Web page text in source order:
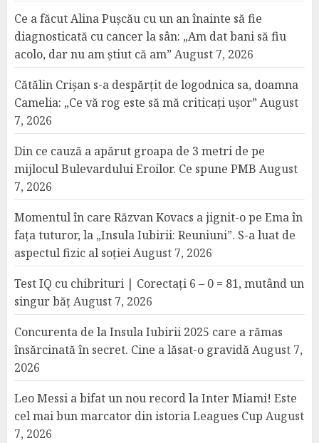
Ce a făcut Alina Pușcău cu un an înainte să fie
diagnosticată cu cancer la sân: „Am dat bani să fiu
acolo, dar nu am știut că am” August 7, 2026
Cătălin Crișan s-a despărțit de logodnica sa, doamna
Camelia: „Ce vă rog este să mă criticați ușor” August
7, 2026
Din ce cauză a apărut groapa de 3 metri de pe
mijlocul Bulevardului Eroilor. Ce spune PMB August
7, 2026
Momentul în care Răzvan Kovacs a jignit-o pe Ema în
fața tuturor, la „Insula Iubirii: Reuniuni”. S-a luat de
aspectul fizic al soțieiAugust 7, 2026
Test IQ cu chibrituri | Corectați 6 – 0 = 81, mutând un
singur bățAugust 7, 2026
Concurenta de la Insula Iubirii 2025 care a rămas
însărcinată în secret. Cine a lăsat-o gravidăAugust 7,
2026
Leo Messi a bifat un nou record la Inter Miami! Este
cel mai bun marcator din istoria Leagues Cup August
7, 2026